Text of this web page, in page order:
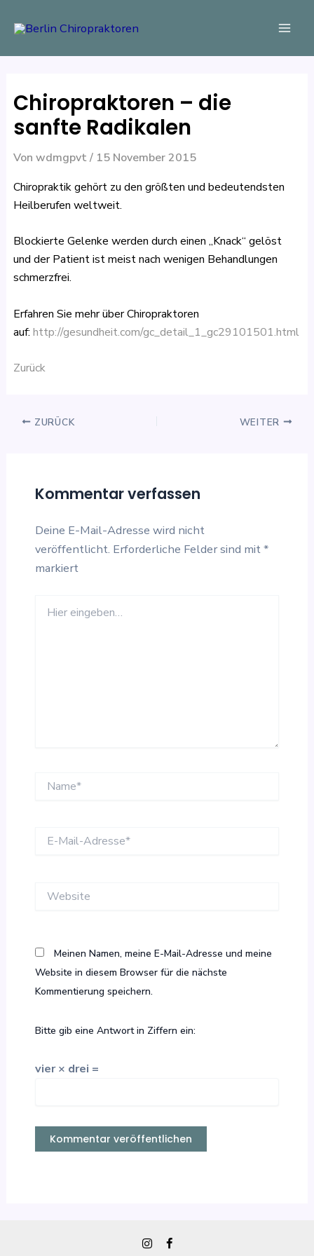
Inhalt
Chiropraktoren – die
sanfte Radikalen
Von wdmgpvt/ 15 November 2015
Chiropraktik gehört zu den größten und bedeutendsten
Heilberufen weltweit.
Blockierte Gelenke werden durch einen „Knack“ gelöst
und der Patient ist meist nach wenigen Behandlungen
schmerzfrei.
Erfahren Sie mehr über Chiropraktoren
auf: http://gesundheit.com/gc_detail_1_gc29101501.html
Zurück
ZURÜCK WEITER
Kommentar verfassen
Deine E-Mail-Adresse wird nicht
veröffentlicht. Erforderliche Felder sind mit*
markiert
eingeben…
Mail-
Meinen Namen, meine E-Mail-Adresse und meine
Website in diesem Browser für die nächste
Kommentierung speichern.
Bitte gib eine Antwort in Ziffern ein:
vier × drei =